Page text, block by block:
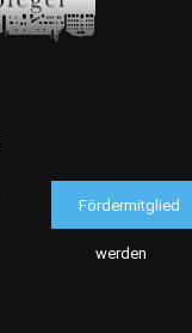
Fördermitglied
werden